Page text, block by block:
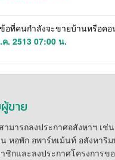
ค. 2513 07:00 น.
ขาย
ามารถลงประกาศอสังหาฯ เ
หอพัก อพาร์ทเม้นท์ อสังหาริ
ชิกและลงประกาศโครงการข